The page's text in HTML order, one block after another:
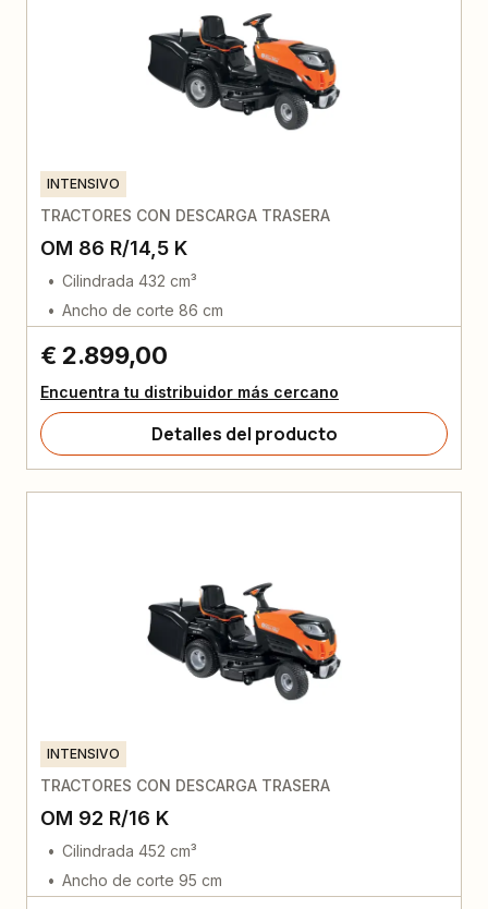
INTENSIVO
TRACTORES CON DESCARGA TRASERA
OM 86 R/14,5 K
Cilindrada 432 cm³
Ancho de corte 86 cm
€ 2.899,00
Encuentra tu distribuidor más cercano
Detalles del producto
INTENSIVO
TRACTORES CON DESCARGA TRASERA
OM 92 R/16 K
Cilindrada 452 cm³
Ancho de corte 95 cm